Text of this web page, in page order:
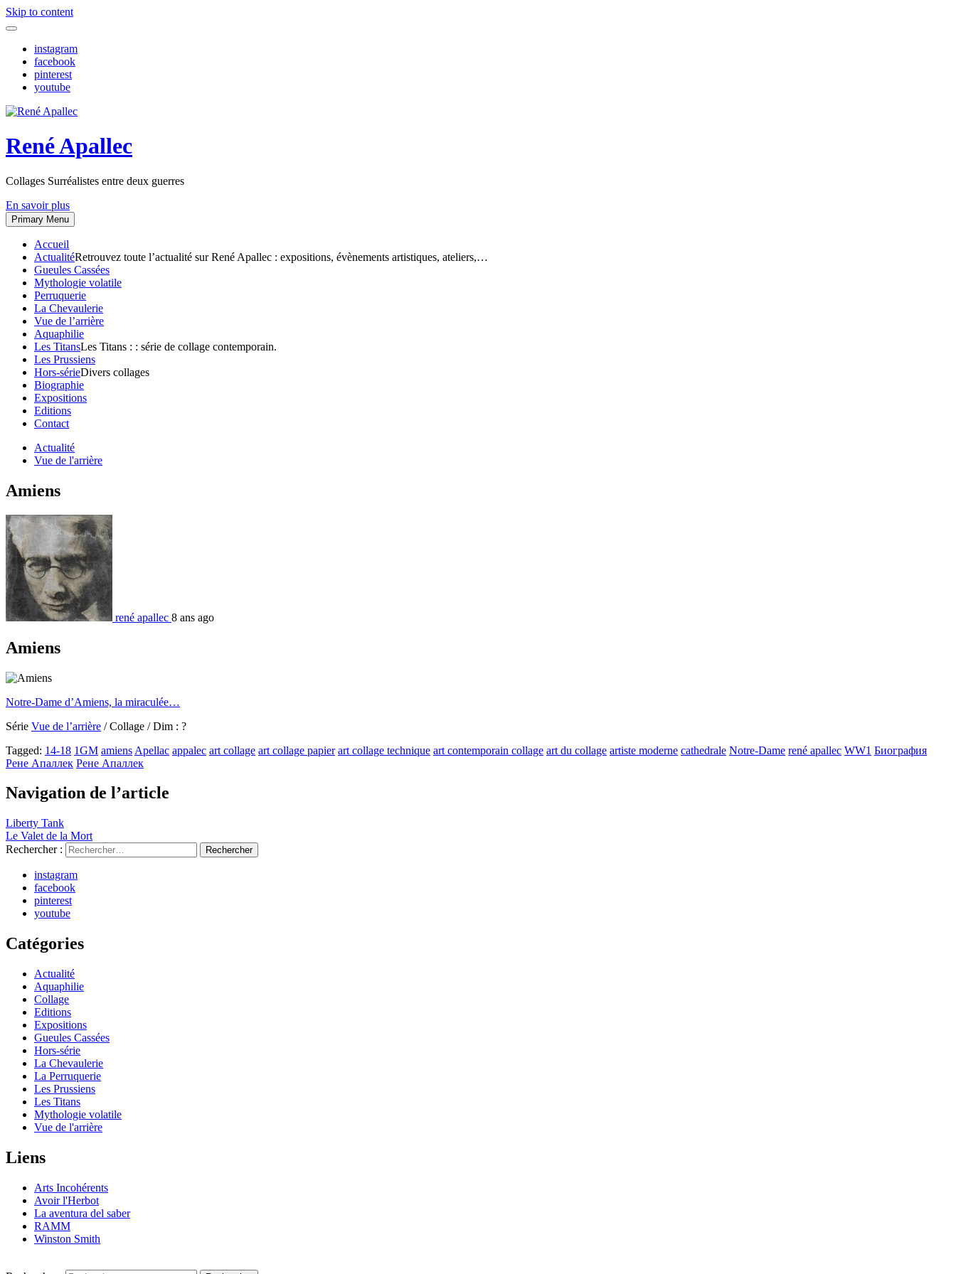
Skip to content
instagram
facebook
pinterest
youtube
René Apallec
Collages Surréalistes entre deux guerres
En savoir plus
Primary Menu
Accueil
ActualitéRetrouvez toute l’actualité sur René Apallec : expositions, évènements artistiques, ateliers,…
Gueules Cassées
Mythologie volatile
Perruquerie
La Chevaulerie
Vue de l’arrière
Aquaphilie
Les TitansLes Titans : : série de collage contemporain.
Les Prussiens
Hors-sérieDivers collages
Biographie
Expositions
Editions
Contact
Actualité
Vue de l'arrière
Amiens
rené apallec 8 ans ago
Amiens
Notre-Dame d’Amiens, la miraculée…
Série Vue de l’arrière / Collage / Dim : ?
Tagged: 14-18 1GM amiens Apellac appalec art collage art collage papier art collage technique art contemporain collage art du collage artiste moderne cathedrale Notre-Dame rené apallec WW1 Биография
Рене Апаллек Рене Апаллек
Navigation de l’article
Liberty Tank
Le Valet de la Mort
Rechercher :
instagram
facebook
pinterest
youtube
Catégories
Actualité
Aquaphilie
Collage
Editions
Expositions
Gueules Cassées
Hors-série
La Chevaulerie
La Perruquerie
Les Prussiens
Les Titans
Mythologie volatile
Vue de l'arrière
Liens
Arts Incohérents
Avoir l'Herbot
La aventura del saber
RAMM
Winston Smith